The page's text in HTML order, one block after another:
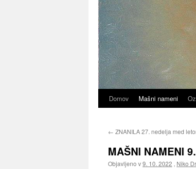
Domov Mašni nameni
← ZNANILA 27. nedelja med
MAŠNI NAMENI
Objavljeno v9. 10. 2022 , Niko